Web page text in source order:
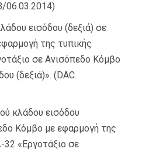
06.03.2014)
εισόδου (δεξιά) σε
της τυπικής
σε Ανισόπεδο Κόμβο
(δεξιά)». (DAC
κλάδου εισόδου
Κόμβο με εφαρμογή της
32 «Εργοτάξιο σε